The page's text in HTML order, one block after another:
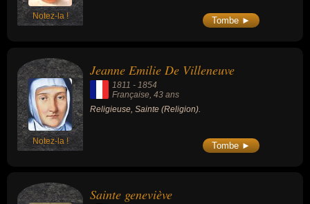
grand lieu de pèlerinage de France après
Notez-la ! Tombe ►
Notez-la !
Jeanne Emilie De Villeneuve
1811 - 1854
Française, 43 ans
Religieuse, Sainte (Religion).
Tombe ►
Sainte geneviève